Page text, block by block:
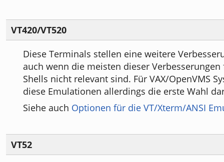
VT420/VT520
Diese Terminals stellen eine weitere
auch wenn die meisten dieser
Shells nicht relevant sind. Für VAX/OpenVMS
diese Emulationen allerdings die erste Wahl
Siehe auch Optionen für die VT/Xterm/ANSI
VT52